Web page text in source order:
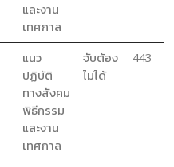
และงาน
เทศกาล
แนว
ปฏิบัติ
ทางสังคม
พิธีกรรม
และงาน
เทศกาล
จับต้อง
ไม่ได้
443